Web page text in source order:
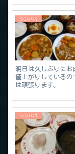
シンパパ
明日は久しぶりにお
値上がりしているの
は頑張ります。
シンパパ